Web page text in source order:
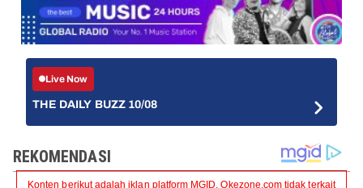
Live Now
THE DAILY BUZZ 10/08